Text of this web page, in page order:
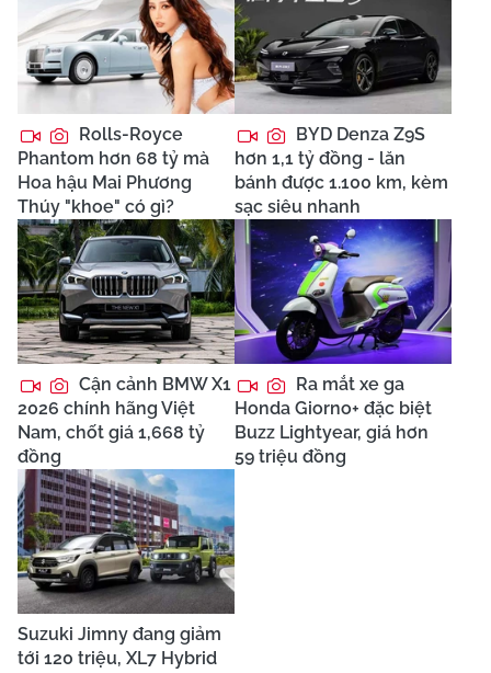
Rolls-Royce
Phantom hơn 68 tỷ mà
Hoa hậu Mai Phương
Thúy "khoe" có gì?
BYD Denza Z9S
hơn 1,1 tỷ đồng - lăn
bánh được 1.100 km, kèm
sạc siêu nhanh
Cận cảnh BMW X1
2026 chính hãng Việt
Nam, chốt giá 1,668 tỷ
đồng
Ra mắt xe ga
Honda Giorno+ đặc biệt
Buzz Lightyear, giá hơn
59 triệu đồng
Suzuki Jimny đang giảm
tới 120 triệu, XL7 Hybrid